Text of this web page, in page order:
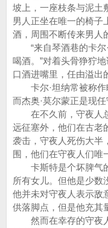
坡上，一座枝条与泥土
男人正坐在唯一的椅子
酒，周围不断传来男人
“来自琴酒巷的卡尔·
喝酒。”对着头骨狰狞
口酒进嘴里，任由溢出
卡尔·坦纳常被称作
而杰奥·莫尔蒙正是现任
在不久前，守夜人总
远征塞外，他们在古老
袭击，守夜人死伤大半
围，他们在守夜人们唯
卡斯特是个坏脾气的
所有女儿。但他是少数
他并未对守夜人表示敌
供落脚点，但是他充其
然而在幸存的守夜人